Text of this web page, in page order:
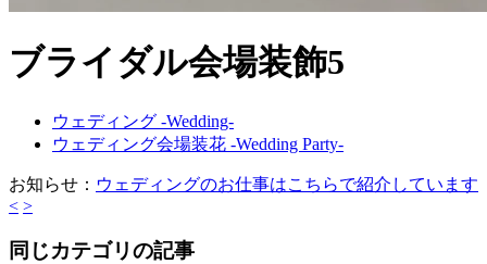
ブライダル会場装飾5
ウェディング -Wedding-
ウェディング会場装花 -Wedding Party-
お知らせ： ウェディングのお仕事はこちらで紹介しています
< >
同じカテゴリの記事